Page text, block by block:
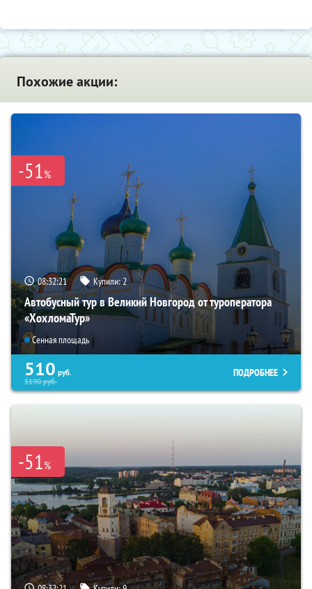
Похожие акции:
-51%
08:32:19 Купили:2
Автобусный тур в Великий Новгород от туроператора
«ХохломаТур»
Сенная площадь
510 руб.
5190руб.
ПОДРОБНЕЕ
-51%